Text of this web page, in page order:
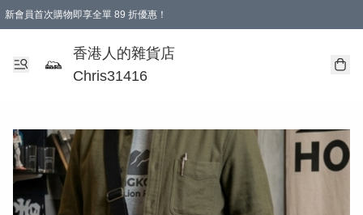
新會員首次購物即享全單 89 折優惠！
購物滿 HKD 499.00即享免運費優惠！（適用於 本地送貨、本地取貨 )
【滿 $300 專屬驚喜：無聲信物（最後一批）】
香港人的雜貨店
Chris31416